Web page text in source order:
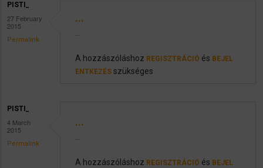
PISTI_
27 February
2015
Permalink
...
...
A hozzászóláshoz REGISZTRÁCIÓ és BEJEL
ENTKEZÉS szükséges
PISTI_
4 March
2015
Permalink
...
...
A hozzászóláshoz REGISZTRÁCIÓ és BEJEL